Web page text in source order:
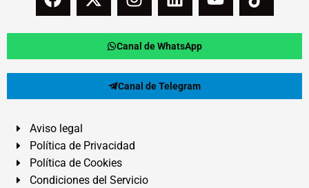
Canal de WhatsApp
Canal de Telegram
Aviso legal
Política de Privacidad
Política de Cookies
Condiciones del Servicio